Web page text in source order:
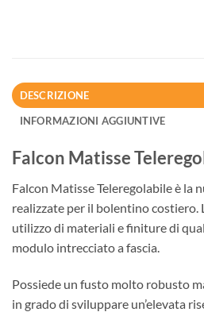
DESCRIZIONE
INFORMAZIONI AGGIUNTIVE
Falcon Matisse
Falcon Matisse Teleregolabile è la
realizzate per il bolentino costiero.
utilizzo di materiali e finiture di
modulo intrecciato a fascia.
Possiede un fusto molto robusto
in grado di sviluppare un’elevata